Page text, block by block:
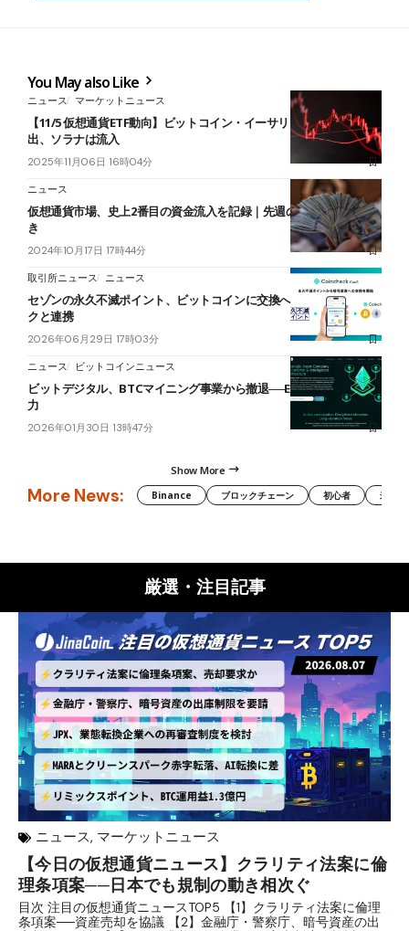
You May also Like
ニュース マーケットニュース
【11/5 仮想通貨ETF動向】ビットコイン・イーサリアムが6日連続流
出、ソラナは流入
2025年11月06日 16時04分
ニュース
仮想通貨市場、史上2番目の資金流入を記録｜先週の機関投資家の動
き
2024年10月17日 17時44分
取引所ニュース ニュース
セゾンの永久不滅ポイント、ビットコインに交換へ──コインチェッ
クと連携
2026年06月29日 17時03分
ニュース ビットコインニュース
ビットデジタル、BTCマイニング事業から撤退──ETH運用とAIに注
力
2026年01月30日 13時47分
Show More
More News: Binance ブロックチェーン 初心者 米国
厳選・注目記事
ニュース, マーケットニュース
【今日の仮想通貨ニュース】クラリティ法案に倫
理条項案──日本でも規制の動き相次ぐ
目次 注目の仮想通貨ニュースTOP5 【1】クラリティ法案に倫理
条項案──資産売却を協議 【2】金融庁・警察庁、暗号資産の出